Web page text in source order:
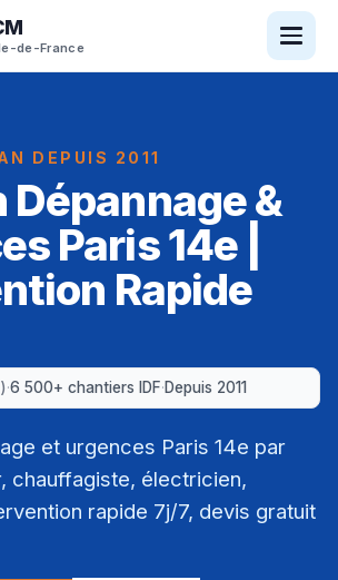
de-France
DEPUIS 2011
&
Paris 14e |
Rapide
)·6 500+ chantiers IDF·Depuis 2011
et urgences Paris 14e par
chauffagiste, électricien,
rapide 7j/7, devis gratuit